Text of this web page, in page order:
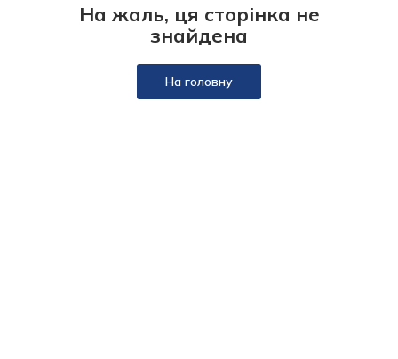
На жаль, ця сторінка не
знайдена
На головну